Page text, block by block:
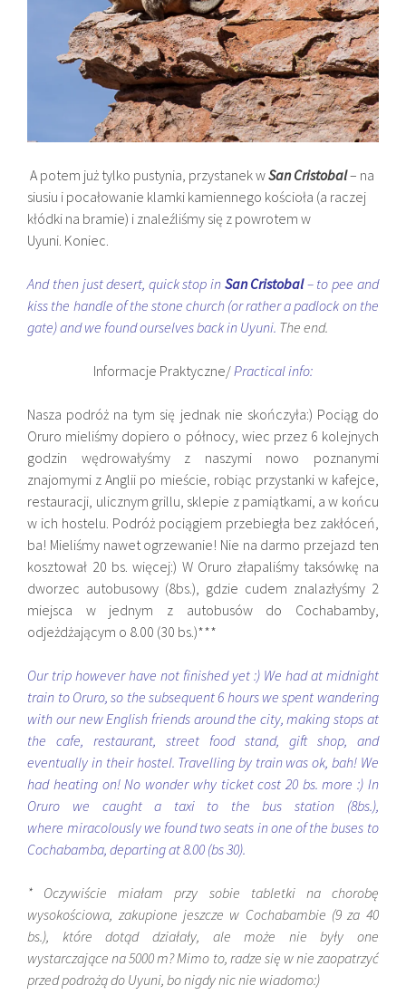
A potem już tylko pustynia, przystanek wSan Cristobal– na
siusiu i pocałowanie klamki kamiennego kościoła (a raczej
kłódki na bramie) i znaleźliśmy się z powrotem w
Uyuni. Koniec.
And then just desert, quick stop in San Cristobal– to pee and
kiss the handle of the stone church (or rather a padlock on the
gate) and we found ourselves back in Uyuni. The end.
Informacje Praktyczne/ Practical info:
Nasza podróż na tym się jednak nie skończyła:) Pociąg do
Oruro mieliśmy dopiero o północy, wiec przez 6 kolejnych
godzin wędrowałyśmy z naszymi nowo poznanymi
znajomymi z Anglii po mieście, robiąc przystanki w kafejce,
restauracji, ulicznym grillu, sklepie z pamiątkami, a w końcu
w ich hostelu. Podróż pociągiem przebiegła bez zakłóceń,
ba! Mieliśmy nawet ogrzewanie! Nie na darmo przejazd ten
kosztował 20 bs. więcej:) W Oruro złapaliśmy taksówkę na
dworzec autobusowy (8bs.), gdzie cudem znalazłyśmy 2
miejsca w jednym z autobusów do Cochabamby,
odjeżdżającym o 8.00 (30 bs.)***
Our trip however have not finished yet :) We had at midnight
train to Oruro, so the subsequent 6 hours we spent wandering
with our new English friends around the city, making stops at
the cafe, restaurant, street food stand, gift shop, and
eventually in their hostel. Travelling by train was ok, bah! We
had heating on! No wonder why ticket cost 20 bs. more :) In
Oruro we caught a taxi to the bus station (8bs.),
where miracolously we found two seats in one of the buses to
Cochabamba, departing at 8.00 (bs 30).
* Oczywiście miałam przy sobie tabletki na chorobę
wysokościowa, zakupione jeszcze w Cochabambie (9 za 40
bs.), które dotąd działały, ale może nie były one
wystarczające na 5000 m? Mimo to, radze się w nie zaopatrzyć
przed podrożą do Uyuni, bo nigdy nic nie wiadomo:)